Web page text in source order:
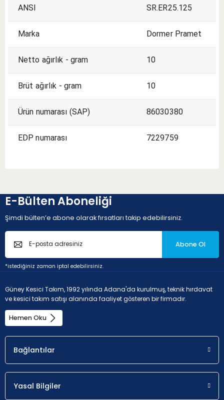
ANSI SR.ER25.125
Marka Dormer Pramet
Netto ağırlık - gram 10
Brüt ağırlık - gram 10
Ürün numarası (SAP) 86030380
EDP numarası 7229759
E-Bülten Aboneliği
Şimdi bülten’e abone olarak fırsatları takip edebilirsiniz.
Abone Ol
*istediğiniz zaman iptal edebilirsiniz.
Güney Kesici Takım, 1992 yılında Adana'da kurulmuş, teknik hırdavat
ve kesici takım satışı alanında faaliyet gösteren bir firmadır.
Hemen Oku
Bağlantılar
Yasal Bilgiler